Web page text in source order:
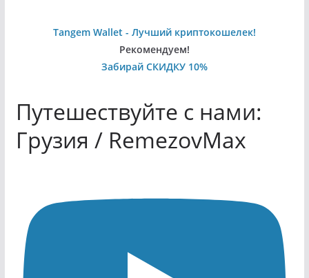
Tangem Wallet - Лучший криптокошелек!
Рекомендуем!
Забирай СКИДКУ 10%
Путешествуйте с нами:
Грузия / RemezovMax